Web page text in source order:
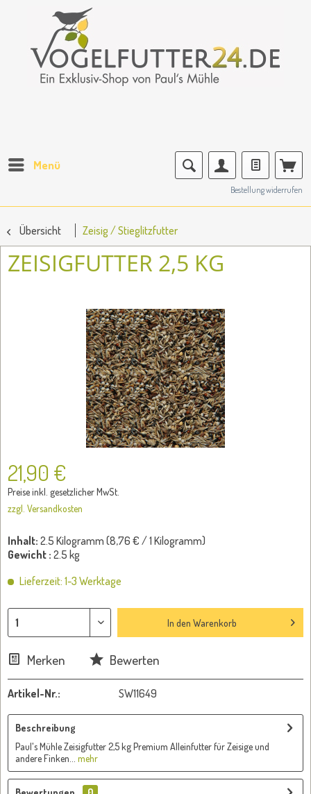
Menü
Bestellung widerrufen
Übersicht Zeisig / Stieglitzfutter
ZEISIGFUTTER 2,5 KG
21,90 €
Preise inkl. gesetzlicher MwSt.
zzgl. Versandkosten
Inhalt: 2.5 Kilogramm (8,76 € / 1 Kilogramm)
Gewicht : 2.5 kg
Lieferzeit: 1-3 Werktage
In den Warenkorb
Merken Bewerten
Artikel-Nr.: SW11649
Beschreibung
Paul's Mühle Zeisigfutter 2,5 kg Premium Alleinfutter für Zeisige und
andere Finken...
mehr